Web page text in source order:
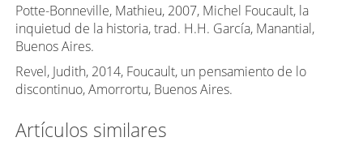
Potte-Bonneville, Mathieu, 2007, Michel Foucault, la
inquietud de la historia, trad. H.H. García, Manantial,
Buenos Aires.
Revel, Judith, 2014, Foucault, un pensamiento de lo
discontinuo, Amorrortu, Buenos Aires.
Artículos similares